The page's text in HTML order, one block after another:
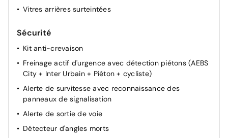
Vitres arrières surteintées
Sécurité
Kit anti-crevaison
Freinage actif d'urgence avec détection piétons (AEBS
City + Inter Urbain + Piéton + cycliste)
Alerte de survitesse avec reconnaissance des
panneaux de signalisation
Alerte de sortie de voie
Détecteur d'angles morts